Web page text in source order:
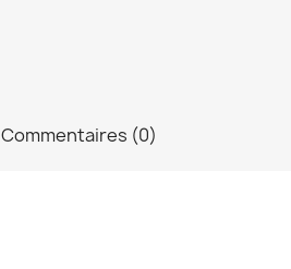
Commentaires (0)